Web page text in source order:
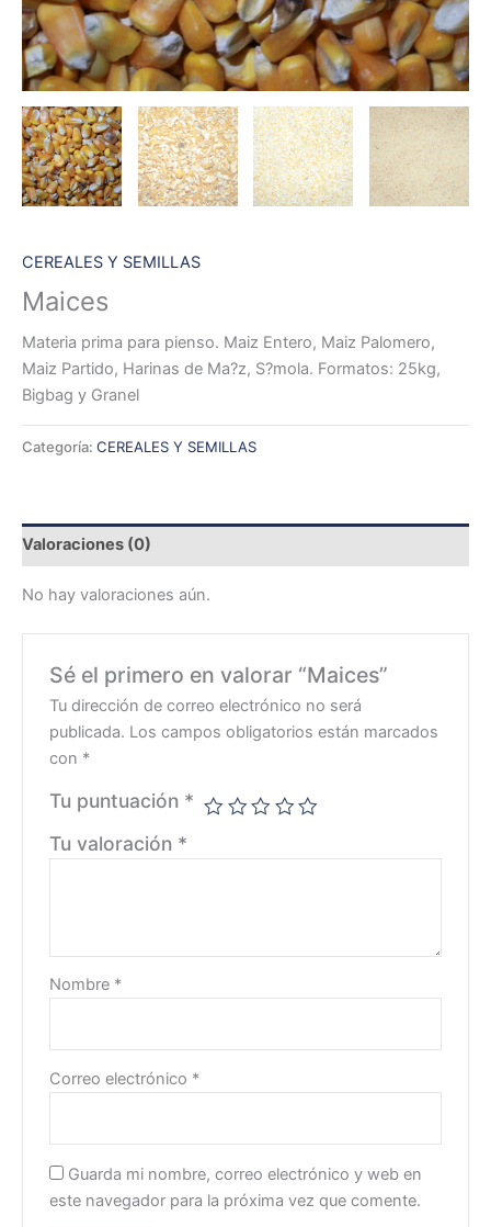
CEREALES Y SEMILLAS
Maices
Materia prima para pienso. Maiz Entero, Maiz Palomero,
Maiz Partido, Harinas de Ma?z, S?mola. Formatos: 25kg,
Bigbag y Granel
Categoría: CEREALES Y SEMILLAS
Valoraciones (0)
No hay valoraciones aún.
Sé el primero en valorar “Maices”
Tu dirección de correo electrónico no será
publicada. Los campos obligatorios están marcados
con *
Tu puntuación *
Tu valoración *
Nombre *
Correo electrónico *
Guarda mi nombre, correo electrónico y web en
este navegador para la próxima vez que comente.